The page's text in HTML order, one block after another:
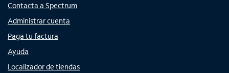
Contacta a Spectrum
Administrar cuenta
Paga tu factura
Ayuda
Localizador de tiendas